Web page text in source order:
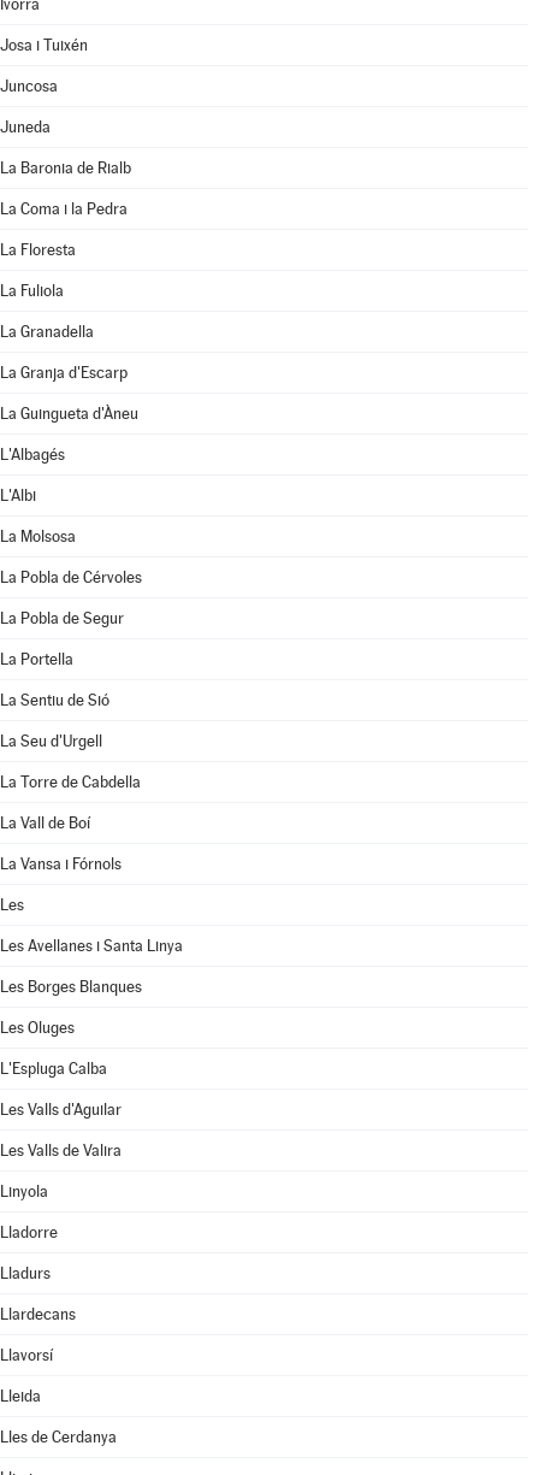
Ivorra
Josa i Tuixén
Juncosa
Juneda
La Baronia de Rialb
La Coma i la Pedra
La Floresta
La Fuliola
La Granadella
La Granja d'Escarp
La Guingueta d'Àneu
L'Albagés
L'Albi
La Molsosa
La Pobla de Cérvoles
La Pobla de Segur
La Portella
La Sentiu de Sió
La Seu d'Urgell
La Torre de Cabdella
La Vall de Boí
La Vansa i Fórnols
Les
Les Avellanes i Santa Linya
Les Borges Blanques
Les Oluges
L'Espluga Calba
Les Valls d'Aguilar
Les Valls de Valira
Linyola
Lladorre
Lladurs
Llardecans
Llavorsí
Lleida
Lles de Cerdanya